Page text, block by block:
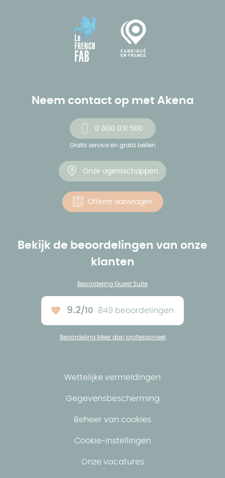
Neem contact op met Akena
0 800 031 500
Gratis service en gratis bellen
Onze agentschappen
Offerte aanvragen
Bekijk de beoordelingen van onze
klanten
Beoordeling Guest Suite
Ons gemiddelde :
9.2/10 849 beoordelingen
Beoordeling Meer dan professioneel
Wettelijke vermeldingen
Gegevensbescherming
Beheer van cookies
Cookie-instellingen
Onze vacatures